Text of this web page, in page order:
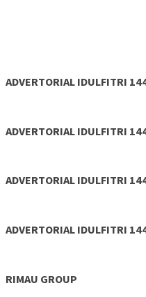
ADVERTORIAL IDULFITRI
ADVERTORIAL IDULFITRI
ADVERTORIAL IDULFITRI
ADVERTORIAL IDULFITRI
RIMAU GROUP